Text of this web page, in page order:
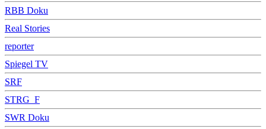
RBB Doku
Real Stories
reporter
Spiegel TV
SRF
STRG_F
SWR Doku